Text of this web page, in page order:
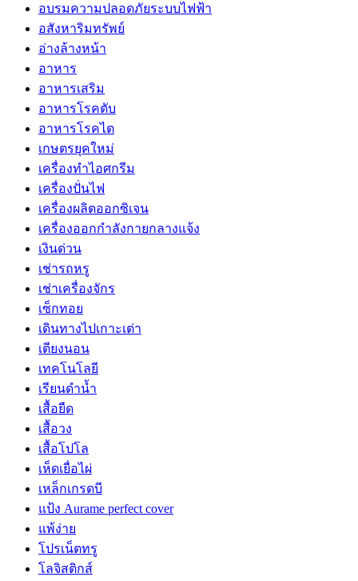
อบรมความปลอดภัยระบบไฟฟ้า
อสังหาริมทรัพย์
อ่างล้างหน้า
อาหาร
อาหารเสริม
อาหารโรคตับ
อาหารโรคไต
เกษตรยุคใหม่
เครื่องทำไอศกรีม
เครื่องปั่นไฟ
เครื่องผลิตออกซิเจน
เครื่องออกกำลังกายกลางแจ้ง
เงินด่วน
เช่ารถหรู
เช่าเครื่องจักร
เซ็กทอย
เดินทางไปเกาะเต่า
เตียงนอน
เทคโนโลยี
เรียนดำน้ำ
เสื้อยืด
เสื้อวง
เสื้อโปโล
เห็ดเยื่อไผ่
เหล็กเกรดบี
แป้ง Aurame perfect cover
แพ้ง่าย
โปรเน็ตทรู
โลจิสติกส์